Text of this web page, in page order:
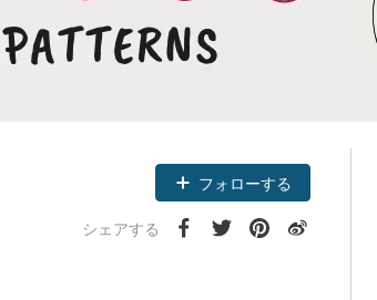
フォローする
シェアする